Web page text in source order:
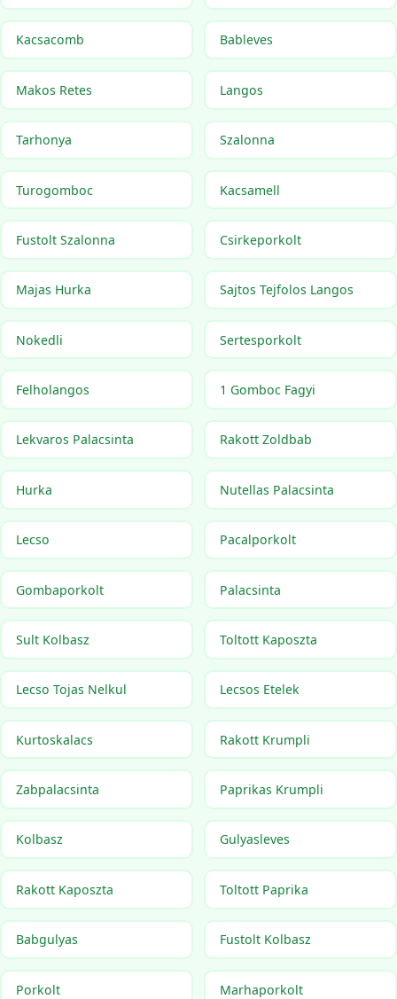
Kacsacomb Bableves
Makos Retes Langos
Tarhonya Szalonna
Turogomboc Kacsamell
Fustolt Szalonna Csirkeporkolt
Majas Hurka Sajtos Tejfolos Langos
Nokedli Sertesporkolt
Felholangos 1 Gomboc Fagyi
Lekvaros Palacsinta Rakott Zoldbab
Hurka Nutellas Palacsinta
Lecso Pacalporkolt
Gombaporkolt Palacsinta
Sult Kolbasz Toltott Kaposzta
Lecso Tojas Nelkul Lecsos Etelek
Kurtoskalacs Rakott Krumpli
Zabpalacsinta Paprikas Krumpli
Kolbasz Gulyasleves
Rakott Kaposzta Toltott Paprika
Babgulyas Fustolt Kolbasz
Porkolt Marhaporkolt